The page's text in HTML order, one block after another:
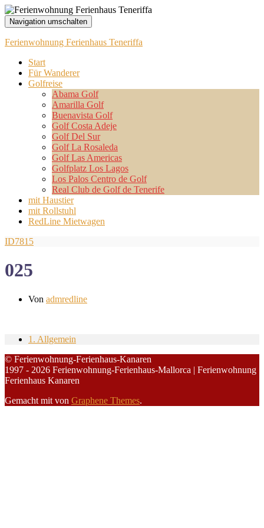
Navigation umschalten
Ferienwohnung Ferienhaus Teneriffa
Start
Für Wanderer
Golfreise
Abama Golf
Amarilla Golf
Buenavista Golf
Golf Costa Adeje
Golf Del Sur
Golf La Rosaleda
Golf Las Americas
Golfplatz Los Lagos
Los Palos Centro de Golf
Real Club de Golf de Tenerife
mit Haustier
mit Rollstuhl
RedLine Mietwagen
ID7815
025
Von admredline
1. Allgemein
© Ferienwohnung-Ferienhaus-Kanaren
1997 - 2026 Ferienwohnung-Ferienhaus-Mallorca | Ferienwohnung
Ferienhaus Kanaren
Gemacht mit von Graphene Themes.